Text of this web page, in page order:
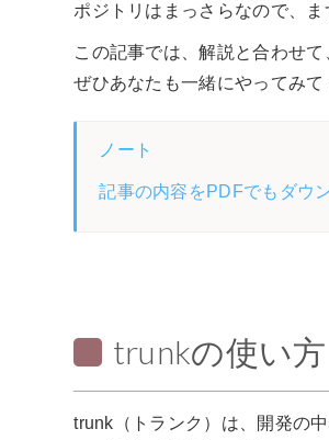
ポジトリはまっさらなので、
この記事では、解説と合わせ
ぜひあなたも一緒にやってみて
ノート
記事の内容をPDFでもダウ
trunkの使い方
trunk（トランク）は、開発の